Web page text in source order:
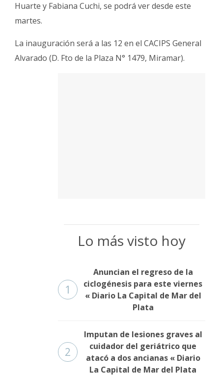
Huarte y Fabiana Cuchi, se podrá ver desde este
martes.
La inauguración será a las 12 en el CACIPS General
Alvarado (D. Fto de la Plaza N° 1479, Miramar).
Lo más visto hoy
1
Anuncian el regreso de la
ciclogénesis para este viernes
« Diario La Capital de Mar del
Plata
2
Imputan de lesiones graves al
cuidador del geriátrico que
atacó a dos ancianas « Diario
La Capital de Mar del Plata